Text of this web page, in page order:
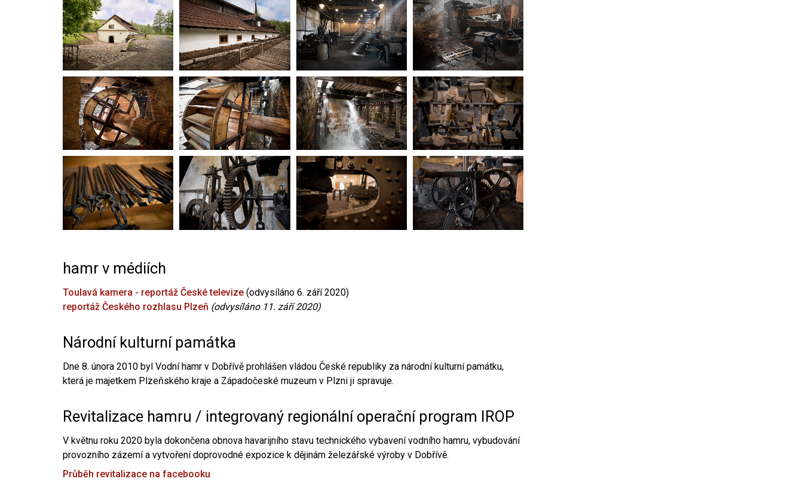
hamr v médiích
Toulavá kamera - reportáž České televize (odvysíláno 6. září 2020)
reportáž Českého rozhlasu Plzeň (odvysíláno 11. září 2020)
Národní kulturní památka
Dne 8. února 2010 byl Vodní hamr v Dobřívě prohlášen vládou České republiky za národní kulturní památku,
která je majetkem Plzeňského kraje a Západočeské muzeum v Plzni ji spravuje.
Revitalizace hamru / integrovaný regionální operační program IROP
V květnu roku 2020 byla dokončena obnova havarijního stavu technického vybavení vodního hamru, vybudování
provozního zázemí a vytvoření doprovodné expozice k dějinám železářské výroby v Dobřívě.
Průběh revitalizace na facebooku